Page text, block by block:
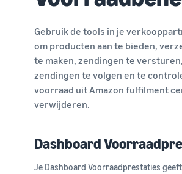
Gebruik de tools in je
om producten aan te bieden,
te maken, zendingen te
zendingen te volgen en te
voorraad uit Amazon fulfilment
verwijderen.
Dashboard
Je Dashboard Voorraadprestaties